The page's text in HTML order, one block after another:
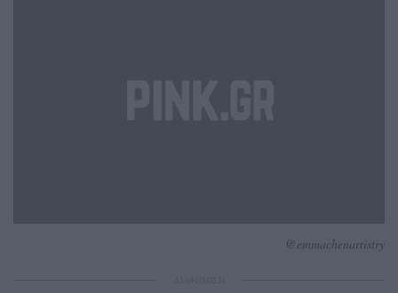
@emmachenartistry